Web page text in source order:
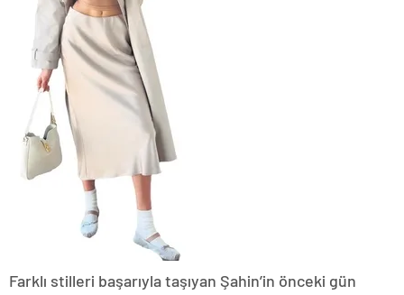
Farklı stilleri başarıyla taşıyan Şahin’in önceki gün